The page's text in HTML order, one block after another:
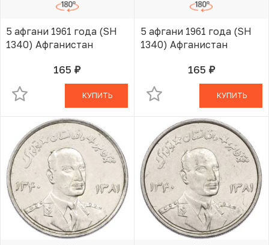
5 афгани 1961 года (SH
1340) Афганистан
165 руб.В КОРЗИНЕ
КУПИТЬ
5 афгани 1961 года (SH
1340) Афганистан
165 руб.В КОРЗИНЕ
КУПИТЬ